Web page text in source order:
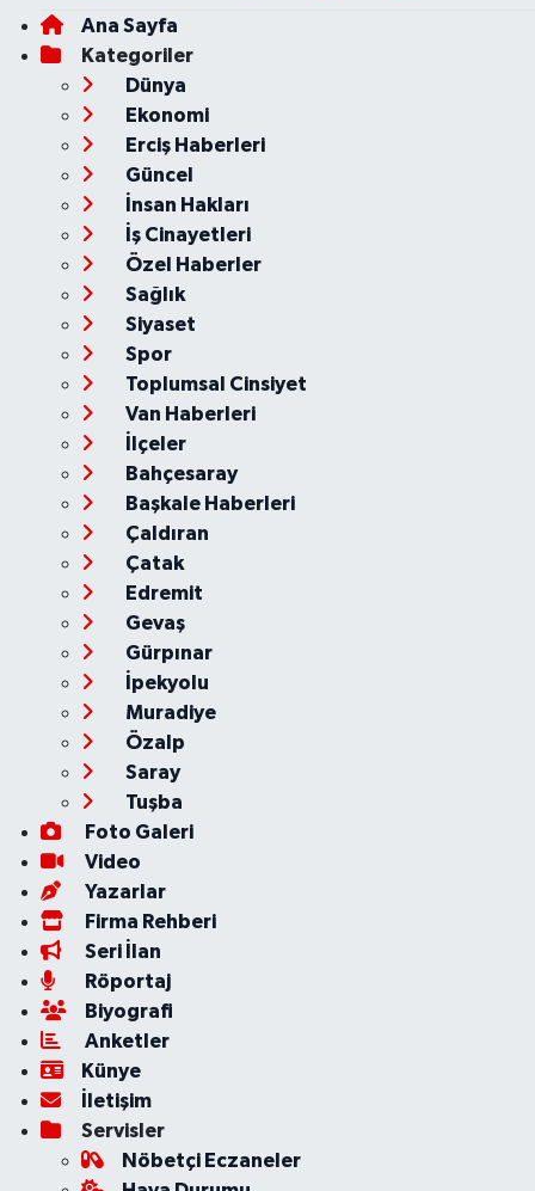
Ana Sayfa
Kategoriler
Dünya
Ekonomi
Erciş Haberleri
Güncel
İnsan Hakları
İş Cinayetleri
Özel Haberler
Sağlık
Siyaset
Spor
Toplumsal Cinsiyet
Van Haberleri
İlçeler
Bahçesaray
Başkale Haberleri
Çaldıran
Çatak
Edremit
Gevaş
Gürpınar
İpekyolu
Muradiye
Özalp
Saray
Tuşba
Foto Galeri
Video
Yazarlar
Firma Rehberi
Seri İlan
Röportaj
Biyografi
Anketler
Künye
İletişim
Servisler
Nöbetçi Eczaneler